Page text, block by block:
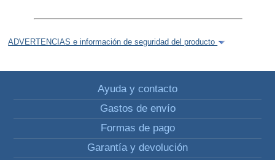
ADVERTENCIAS e información de seguridad del producto
Ayuda y contacto
Gastos de envío
Formas de pago
Garantía y devolución